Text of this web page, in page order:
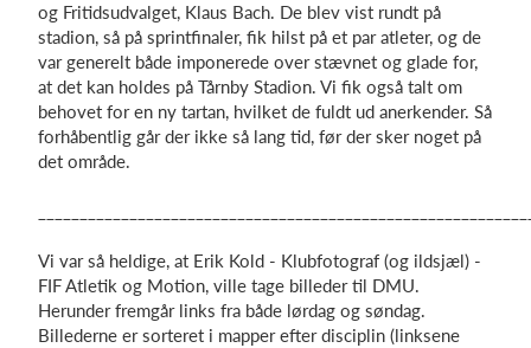
og Fritidsudvalget, Klaus Bach. De blev vist rundt på
stadion, så på sprintfinaler, fik hilst på et par atleter, og de
var generelt både imponerede over stævnet og glade for,
at det kan holdes på Tårnby Stadion. Vi fik også talt om
behovet for en ny tartan, hvilket de fuldt ud anerkender. Så
forhåbentlig går der ikke så lang tid, før der sker noget på
det område.
Vi var så heldige, at Erik Kold - Klubfotograf (og ildsjæl) -
FIF Atletik og Motion, ville tage billeder til DMU.
Herunder fremgår links fra både lørdag og søndag.
Billederne er sorteret i mapper efter disciplin (linksene